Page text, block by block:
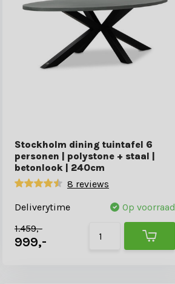
Stockholm dining tuintafel 6
personen | polystone + staal |
betonlook | 240cm
8 reviews
Deliverytime
Op voorraad
1.459,-
999,-